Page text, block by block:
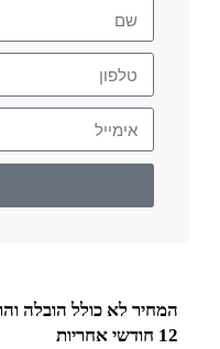
המחיר לא כולל הובלה
12 חודשי אחריות